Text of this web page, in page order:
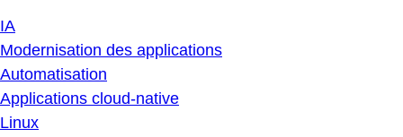
IA
Modernisation des applications
Automatisation
Applications cloud-native
Linux